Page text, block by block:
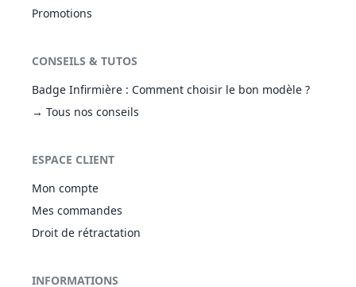
Promotions
CONSEILS & TUTOS
Badge Infirmière : Comment choisir le bon modèle ?
→ Tous nos conseils
ESPACE CLIENT
Mon compte
Mes commandes
Droit de rétractation
INFORMATIONS